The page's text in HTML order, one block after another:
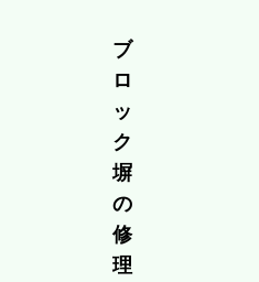
ブ
ロ
ッ
ク
塀
の
修
理